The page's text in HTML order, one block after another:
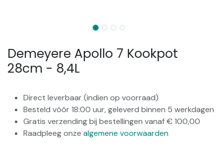
Demeyere Apollo 7 Kookpot
28cm - 8,4L
Direct leverbaar (indien op voorraad)
Besteld vóór 18:00 uur, geleverd binnen 5 werkdagen
Gratis verzending bij bestellingen vanaf € 100,00
Raadpleeg onze algemene voorwaarden